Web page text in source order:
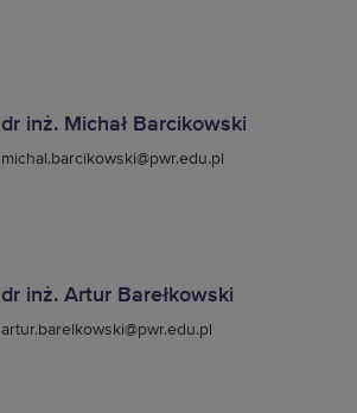
dr inż. Michał Barcikowski
michal.barcikowski@pwr.edu.pl
dr inż. Artur Barełkowski
artur.barelkowski@pwr.edu.pl